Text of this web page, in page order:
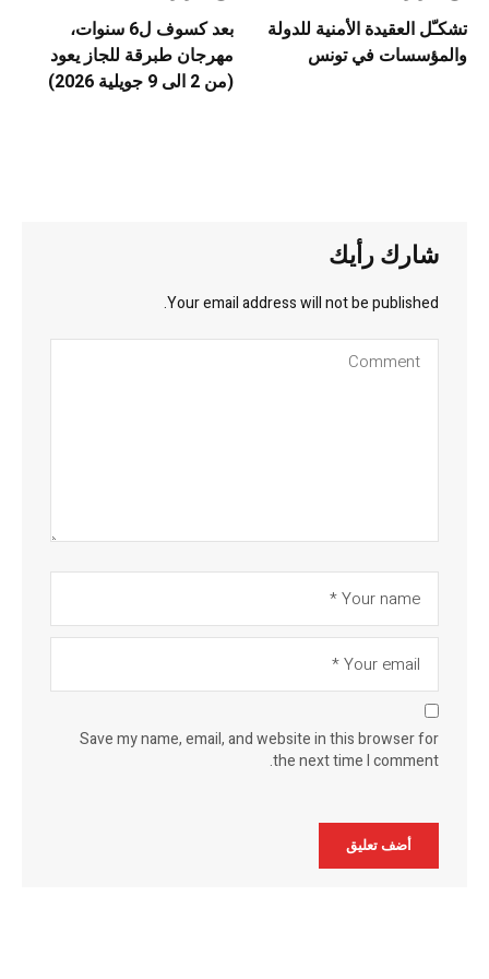
تشكـّل العقيدة الأمنية للدولة
والمؤسسات في تونس
بعد كسوف ل6 سنوات،
مهرجان طبرقة للجاز يعود
(من 2 الى 9 جويلية 2026)
شارك رأيك
Your email address will not be published.
Save my name, email, and website in this browser for
the next time I comment.